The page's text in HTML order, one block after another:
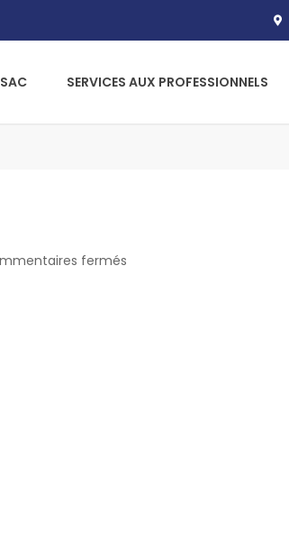
SERVICES AUX PROFESSIONNELS
fermés